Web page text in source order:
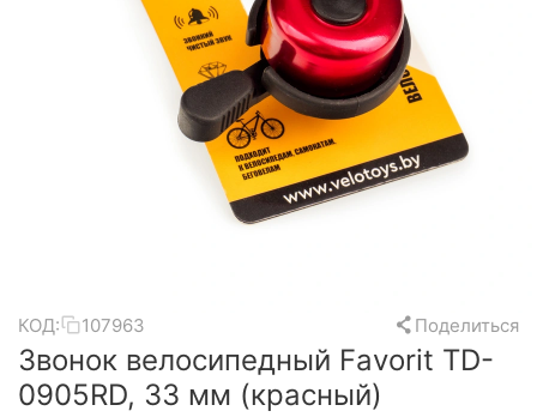
КОД: 107963 Поделиться
Звонок велосипедный Favorit TD-
0905RD, 33 мм (красный)